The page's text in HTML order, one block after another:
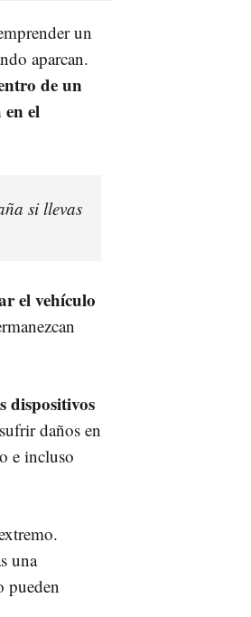
un
aparcan.
de un
el
si llevas
el vehículo
dispositivos
daños en
e incluso
una
pueden